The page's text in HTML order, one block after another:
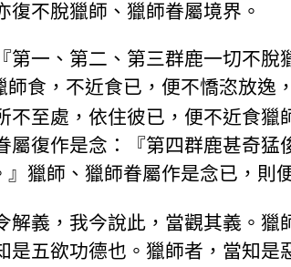
復不脫獵師、獵師眷屬境界。
第一、第二、第三群鹿一切不
師食，不近食已，便不憍恣放
不至處，依住彼已，便不近食
屬復作是念：『第四群鹿甚奇
』獵師、獵師眷屬作是念已，則
解義，我今說此，當觀其義。
是五欲功德也。獵師者，當知